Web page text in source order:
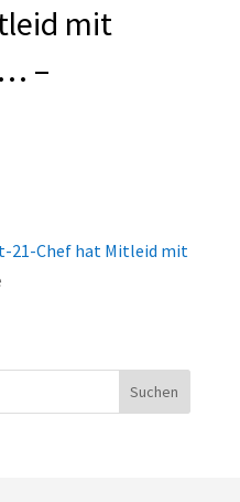
mit
–
21-Chef hat Mitleid mit
Suchen